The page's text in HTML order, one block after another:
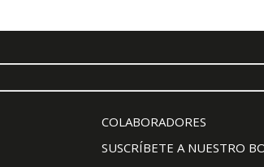
COLABORADORES
SUSCRÍBETE A NUESTRO